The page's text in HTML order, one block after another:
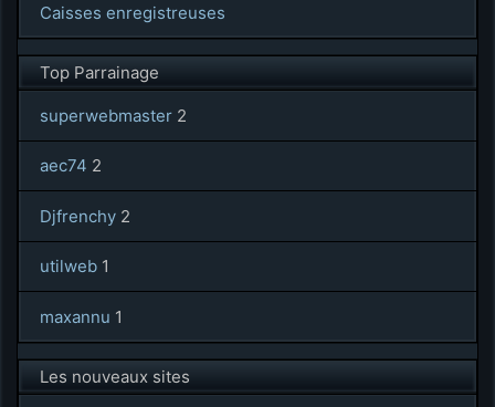
Caisses enregistreuses
Top Parrainage
superwebmaster 2
aec74 2
Djfrenchy 2
utilweb 1
maxannu 1
Les nouveaux sites